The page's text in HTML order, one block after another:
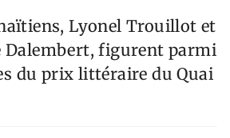
Lyonel Trouillot et
Dalembert, figurent parmi
du prix littéraire du Quai